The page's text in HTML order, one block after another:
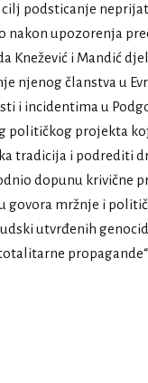
podsticanje
nakon upozorenja
Knežević i Mandić
njenog članstva u
i incidentima u
političkog projekta
tradicija i podrediti
dopunu krivične
govora mržnje i
utvrđenih